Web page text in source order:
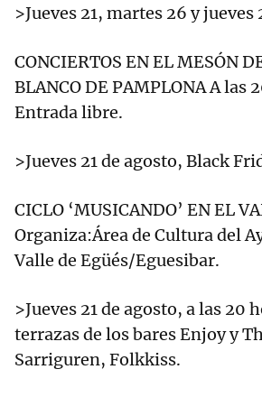
>Jueves 21, martes 26 y jueves
CONCIERTOS EN EL MESÓN
BLANCO DE PAMPLONA A las
Entrada libre.
>Jueves 21 de agosto, Black
CICLO ‘MUSICANDO’ EN EL
Organiza:Área de Cultura del
Valle de Egüés/Eguesibar.
>Jueves 21 de agosto, a las 20
terrazas de los bares Enjoy y
Sarriguren, Folkkiss.